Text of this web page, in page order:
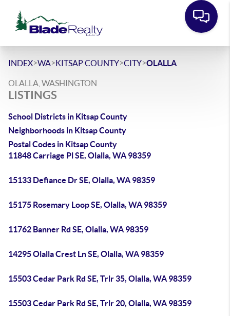
INDEX>WA>KITSAP COUNTY>CITY>OLALLA
OLALLA, WASHINGTON
LISTINGS
School Districts in Kitsap County
Neighborhoods in Kitsap County
Postal Codes in Kitsap County
11848 Carriage Pl SE, Olalla, WA 98359
15133 Defiance Dr SE, Olalla, WA 98359
15175 Rosemary Loop SE, Olalla, WA 98359
11762 Banner Rd SE, Olalla, WA 98359
14295 Olalla Crest Ln SE, Olalla, WA 98359
15503 Cedar Park Rd SE, Trlr 35, Olalla, WA 98359
15503 Cedar Park Rd SE, Trlr 20, Olalla, WA 98359